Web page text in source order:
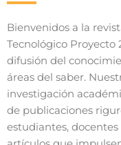
Bienvenidos a la
Tecnológico Proyecto
difusión del
áreas del saber.
investigación
de publicaciones
estudiantes,